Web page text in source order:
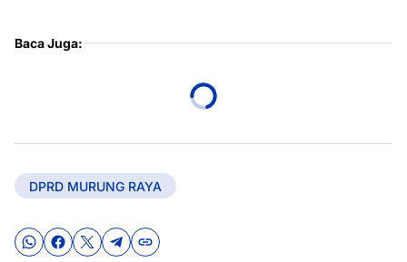
Baca Juga:
DPRD MURUNG RAYA